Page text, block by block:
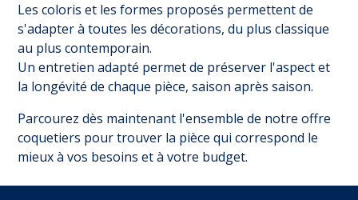
Les coloris et les formes proposés permettent de
s'adapter à toutes les décorations, du plus classique
au plus contemporain.
Un entretien adapté permet de préserver l'aspect et
la longévité de chaque pièce, saison après saison.
Parcourez dès maintenant l'ensemble de notre offre
coquetiers pour trouver la pièce qui correspond le
mieux à vos besoins et à votre budget.